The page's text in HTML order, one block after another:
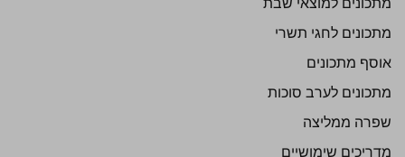
מתכונים למוצאי שבת
מתכונים לחגי תשרי
אוסף מתכונים
מתכונים לערב סוכות
שפרה ממליצה
מדריכים שימושיים